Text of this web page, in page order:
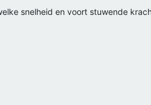
snelheid en voort stuwende